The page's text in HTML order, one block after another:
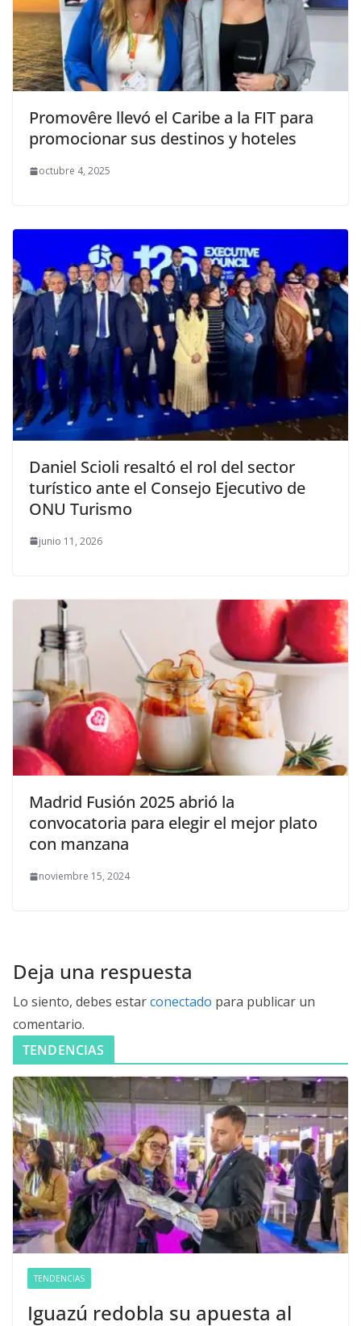
Promovêre llevó el Caribe a la FIT para
promocionar sus destinos y hoteles
octubre 4, 2025
Daniel Scioli resaltó el rol del sector
turístico ante el Consejo Ejecutivo de
ONU Turismo
junio 11, 2026
Madrid Fusión 2025 abrió la
convocatoria para elegir el mejor plato
con manzana
noviembre 15, 2024
Deja una respuesta
Lo siento, debes estarconectado para publicar un
comentario.
TENDENCIAS
TENDENCIAS
Iguazú redobla su apuesta al